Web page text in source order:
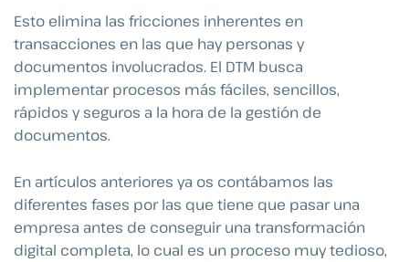
Esto elimina las fricciones inherentes en
transacciones en las que hay personas y
documentos involucrados. El DTM busca
implementar procesos más fáciles, sencillos,
rápidos y seguros a la hora de la gestión de
documentos.
En artículos anteriores ya os contábamos las
diferentes fases por las que tiene que pasar una
empresa antes de conseguir una transformación
digital completa, lo cual es un proceso muy tedioso,